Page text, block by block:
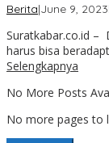
Berita|June 9, 2023
Suratkabar.co.id –
harus bisa
Selengkapnya
No More Posts
No more pages to